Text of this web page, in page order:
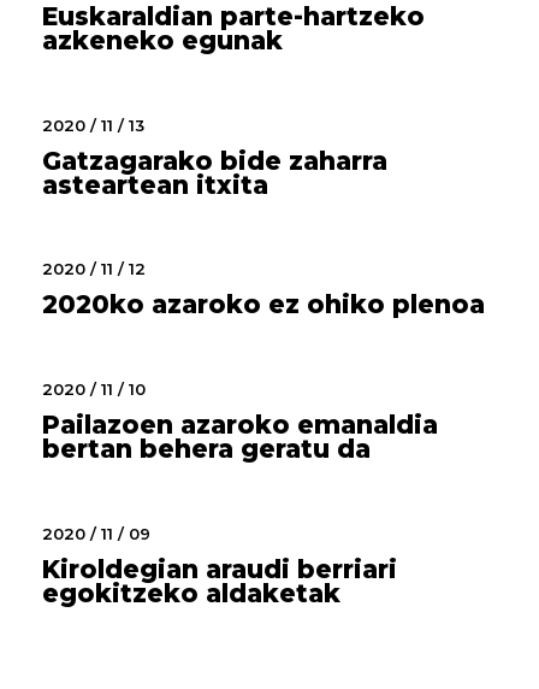
Euskaraldian parte-hartzeko
azkeneko egunak
2020 / 11 / 13
Gatzagarako bide zaharra
asteartean itxita
2020 / 11 / 12
2020ko azaroko ez ohiko plenoa
2020 / 11 / 10
Pailazoen azaroko emanaldia
bertan behera geratu da
2020 / 11 / 09
Kiroldegian araudi berriari
egokitzeko aldaketak